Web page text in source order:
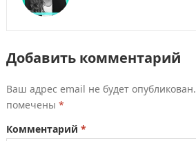
Добавить комментарий
Ваш адрес email не будет опубликован.
помечены *
Комментарий *